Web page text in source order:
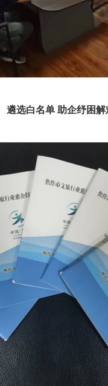
遴选白名单 助企纾困解